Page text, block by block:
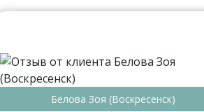
Белова Зоя (Воскресенск)